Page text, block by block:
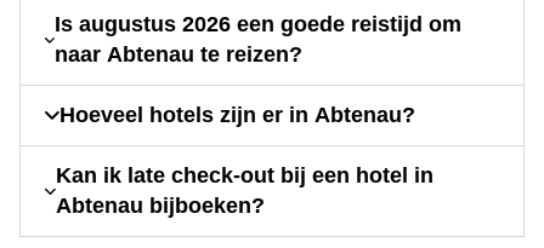
Is augustus 2026 een goede reistijd om
naar Abtenau te reizen?
Hoeveel hotels zijn er in Abtenau?
Kan ik late check-out bij een hotel in
Abtenau bijboeken?